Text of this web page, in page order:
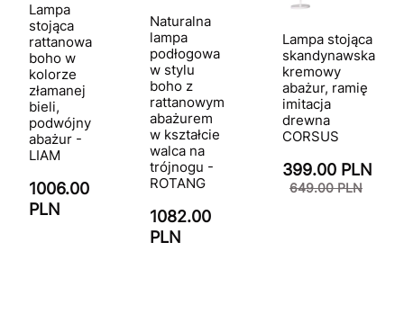
Lampa
stojąca
rattanowa
boho w
kolorze
złamanej
bieli,
podwójny
abażur -
LIAM
1006.00
PLN
Naturalna
lampa
podłogowa
w stylu
boho z
rattanowym
abażurem
w kształcie
walca na
trójnogu -
ROTANG
1082.00
PLN
Lampa stojąca
skandynawska
kremowy
abażur, ramię
imitacja
drewna
CORSUS
399.00 PLN
649.00 PLN